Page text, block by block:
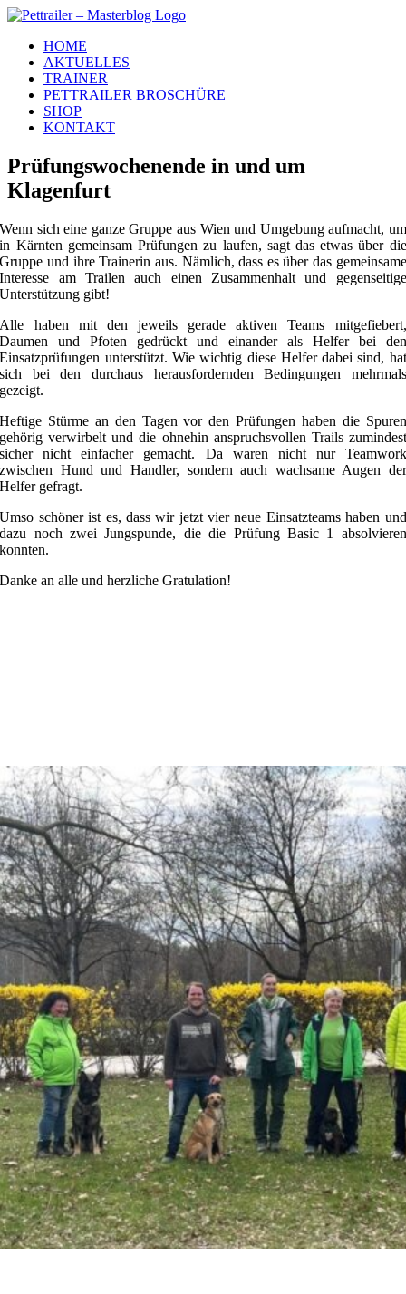
Zum
springenHOME
AKTUELLES
TRAINER
PETTRAILER BROSCHÜRE
SHOP
KONTAKT
Prüfungswochenende in und um
Klagenfurt
Wenn sich eine ganze Gruppe aus Wien und Umgebung aufmacht, um
in Kärnten gemeinsam Prüfungen zu laufen, sagt das etwas über die
Gruppe und ihre Trainerin aus. Nämlich, dass es über das gemeinsame
Interesse am Trailen auch einen Zusammenhalt und gegenseitige
Unterstützung gibt!
Alle haben mit den jeweils gerade aktiven Teams mitgefiebert,
Daumen und Pfoten gedrückt und einander als Helfer bei den
Einsatzprüfungen unterstützt. Wie wichtig diese Helfer dabei sind, hat
sich bei den durchaus herausfordernden Bedingungen mehrmals
gezeigt.
Heftige Stürme an den Tagen vor den Prüfungen haben die Spuren
gehörig verwirbelt und die ohnehin anspruchsvollen Trails zumindest
sicher nicht einfacher gemacht. Da waren nicht nur Teamwork
zwischen Hund und Handler, sondern auch wachsame Augen der
Helfer gefragt.
Umso schöner ist es, dass wir jetzt vier neue Einsatzteams haben und
dazu noch zwei Jungspunde, die die Prüfung Basic 1 absolvieren
konnten.
Danke an alle und herzliche Gratulation!